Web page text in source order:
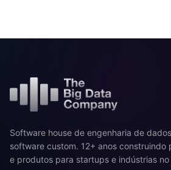
Software house de engenharia de
software custom. 12+ anos construindo
e produtos para startups e indústrias no